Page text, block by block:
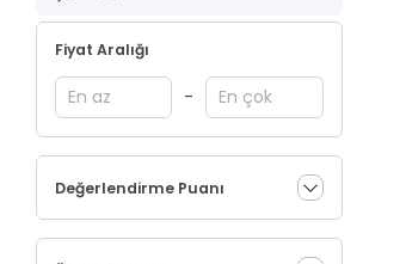
Fiyat Aralığı
-
Değerlendirme Puanı